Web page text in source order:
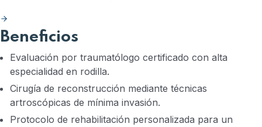
Beneficios
Evaluación por traumatólogo certificado con alta
especialidad en rodilla.
Cirugía de reconstrucción mediante técnicas
artroscópicas de mínima invasión.
Protocolo de rehabilitación personalizada para un